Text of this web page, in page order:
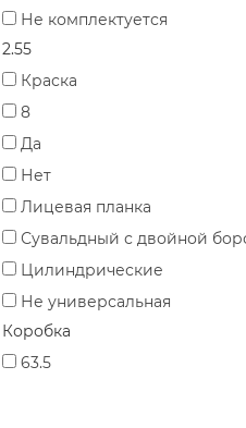
Не комплектуется
2.55
Краска
8
Да
Нет
Лицевая планка
Сувальдный с двойной
Цилиндрические
Не универсальная
Коробка
63.5